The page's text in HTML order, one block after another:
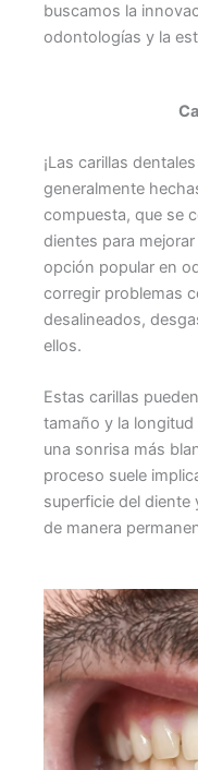
buscamos la
odontologías y la
¡Las carillas
generalmente
compuesta, que se
dientes para
opción popular en
corregir problemas
desalineados,
ellos.
Estas carillas
tamaño y la
una sonrisa más
proceso suele
superficie del diente
de manera